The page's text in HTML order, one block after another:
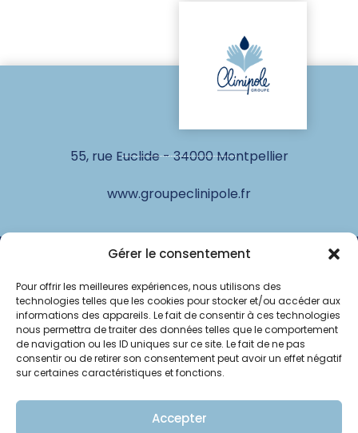
Gérer le consentement
Pour offrir les meilleures expériences, nous utilisons des
technologies telles que les cookies pour stocker et/ou accéder aux
informations des appareils. Le fait de consentir à ces technologies
nous permettra de traiter des données telles que le comportement
de navigation ou les ID uniques sur ce site. Le fait de ne pas
consentir ou de retirer son consentement peut avoir un effet négatif
sur certaines caractéristiques et fonctions.
Accepter
55, rue Euclide - 34000 Montpellier
www.groupeclinipole.fr
© Clinipole
Annuaire praticiens
Presse
Plan du site
Mentions légales